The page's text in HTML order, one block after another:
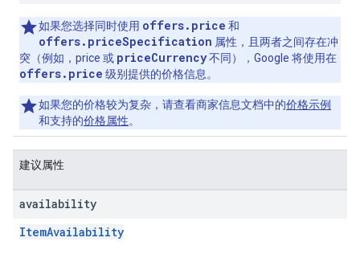
如果您选择同时使用 offers.price 和
offers.priceSpecification 属性，且两者之间存在冲
突（例如，price 或 priceCurrency不同），Google 将使用在
offers.price 级别提供的价格信息。
如果您的价格较为复杂，请查看商家信息文档中的价格示例
和支持的价格属性。
建议属性
availability
ItemAvailability